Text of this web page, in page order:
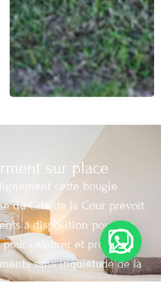
sur place
cette bougie
du Gîte de la Cour prévoit
à disposition pour vos
pour célébrer et profiter
sans inquiétude de la